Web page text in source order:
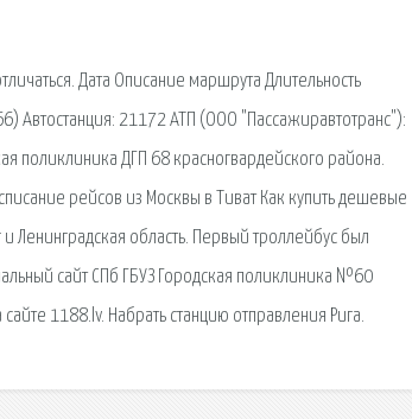
Дата Описание маршрута Длительность
Автостанция: 21172 АТП (ООО "Пассажиравтотранс"):
поликлиника ДГП 68 красногвардейского района.
рейсов из Москвы в Тиват Как купить дешевые
Ленинградская область. Первый троллейбус был
сайт СПб ГБУЗ Городская поликлиника №60
1188.lv. Набрать станцию отправления Рига.